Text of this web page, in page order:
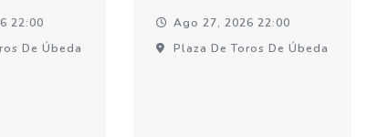
22:00
De Úbeda
Ago 27, 2026 22:00
Plaza De Toros De Úbeda